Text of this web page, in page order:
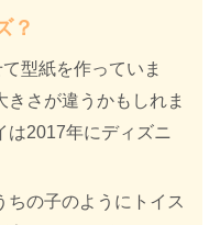
？
型紙を作っていま
さが違うかもしれま
は2017年にディズニ
ちの子のようにトイス